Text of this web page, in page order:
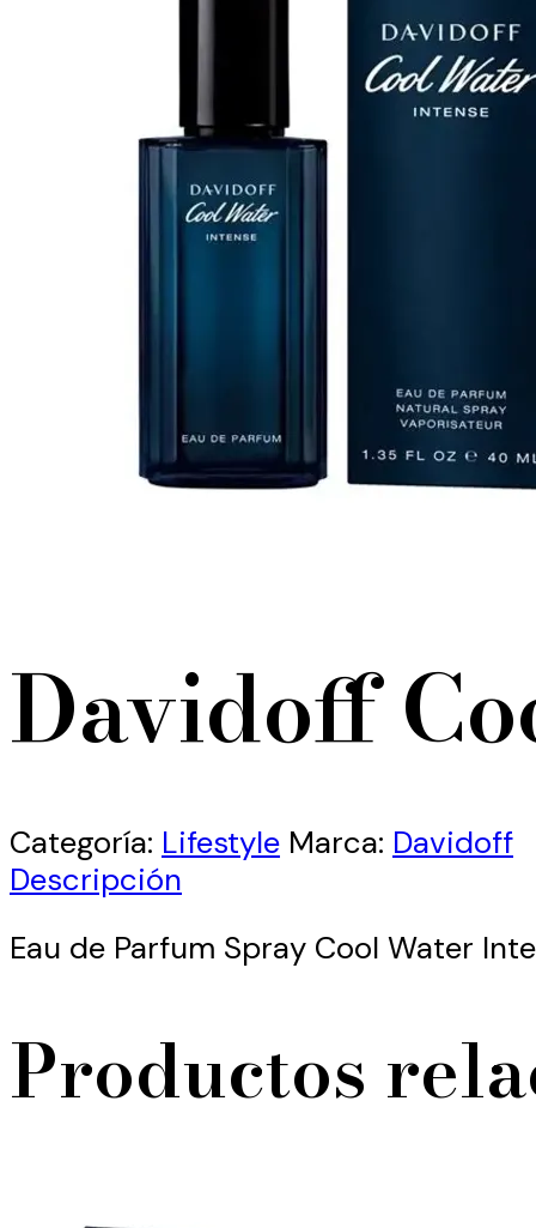
Davidoff
Categoría: Lifestyle Marca: Davidoff
Descripción
Eau de Parfum Spray Cool Water
Productos